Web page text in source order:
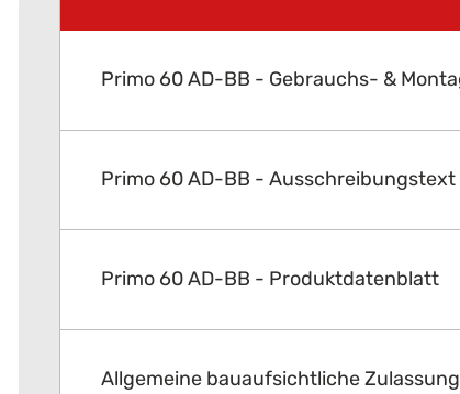
Primo 60 AD-BB - Gebrauchs- &
Primo 60 AD-BB - Ausschreibungstext
Primo 60 AD-BB - Produktdatenblatt
Allgemeine bauaufsichtliche